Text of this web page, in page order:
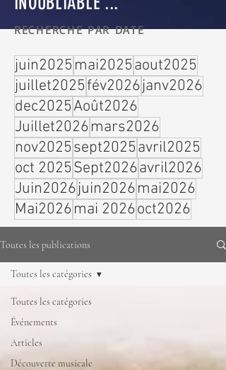
RECHERCHE PAR DATE
juin2025 mai2025aout2025
juillet2025fév2026janv2026
dec2025Août2026
Juillet2026mars2026
nov2025sept2025avril2025
oct 2025Sept2026avril2026
Juin2026juin2026mai2026
Mai2026mai 2026oct2026
Toutes les publications
Toutes les catégories
Événements
Articles
Découverte musicale
Toutes les catégories